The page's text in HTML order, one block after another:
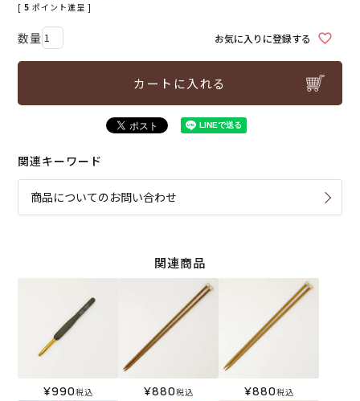
[ 5 ポイント進呈 ]
お気に入りに登録する
カートに入れる
関連キーワード
商品についてのお問い合わせ
関連商品
¥990税込 ¥880税込 ¥880税込